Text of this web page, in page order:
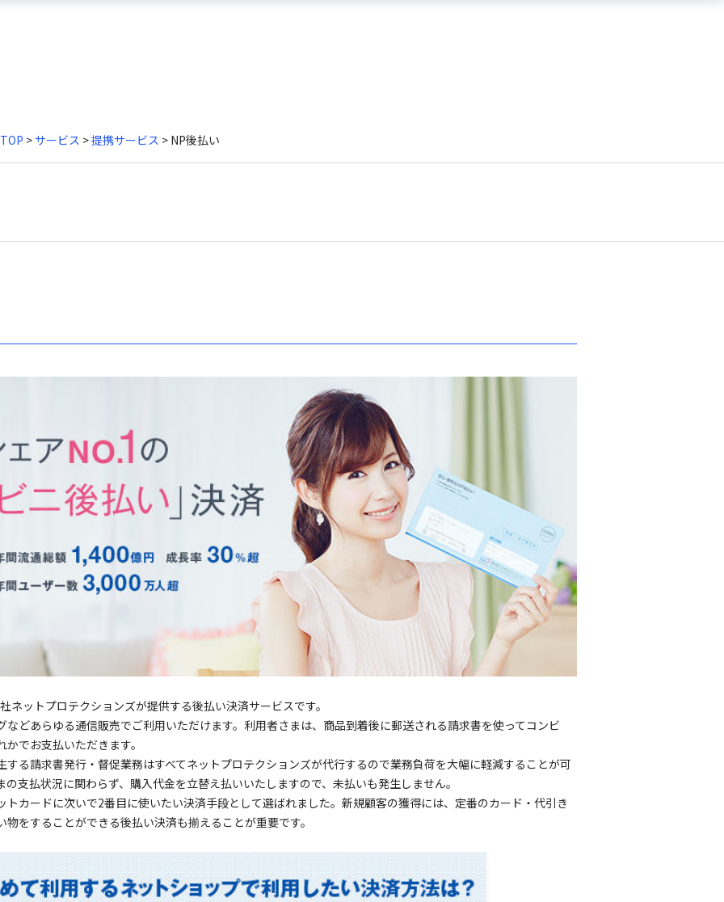
> サービス >提携サービス > NP後払い
ネットプロテクションズが提供する後払い決済サービスです。
などあらゆる通信販売でご利用いただけます。利用者さまは、商品到着後に郵送される請求書を使ってコンビ
でお支払いただきます。
する請求書発行・督促業務はすべてネットプロテクションズが代行するので業務負荷を大幅に軽減することが可
支払状況に関わらず、購入代金を立替え払いいたしますので、未払いも発生しません。
トカードに次いで2番目に使いたい決済手段として選ばれました。新規顧客の獲得には、定番のカード・代引き
をすることができる後払い決済も揃えることが重要です。